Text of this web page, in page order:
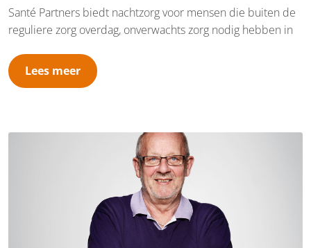
Santé Partners biedt nachtzorg voor mensen die buiten de
reguliere zorg overdag, onverwachts zorg nodig hebben in
Betuwe, rondom Arnhem, rondom Utrecht en in de
Gelderse Vallei.
Lees meer